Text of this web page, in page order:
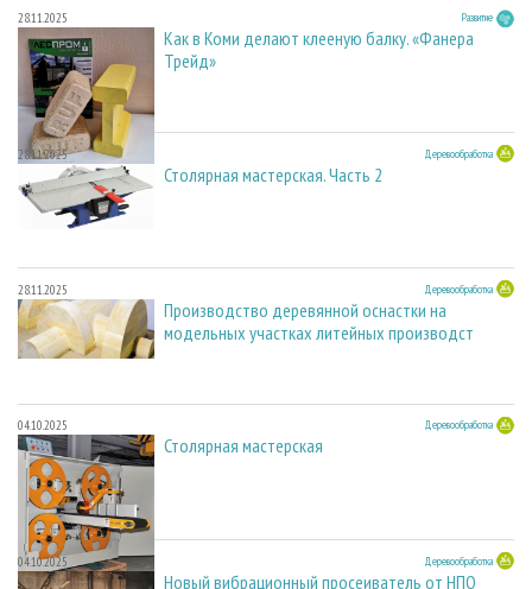
28.11.2025 Развитие
Как в Коми делают клееную балку. «Фанера
Трейд»
28.11.2025 Деревообработка
Столярная мастерская. Часть 2
28.11.2025 Деревообработка
Производство деревянной оснастки на
модельных участках литейных производст
04.10.2025 Деревообработка
Столярная мастерская
04.10.2025 Деревообработка
Новый вибрационный просеиватель от НПО